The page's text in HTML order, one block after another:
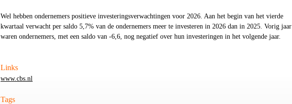
Wel hebben ondernemers positieve investeringsverwachtingen voor 2026. Aan het begin van het vierde
kwartaal verwacht per saldo 5,7% van de ondernemers meer te investeren in 2026 dan in 2025. Vorig jaar
waren ondernemers, met een saldo van -6,6, nog negatief over hun investeringen in het volgende jaar.
Links
www.cbs.nl
Tags